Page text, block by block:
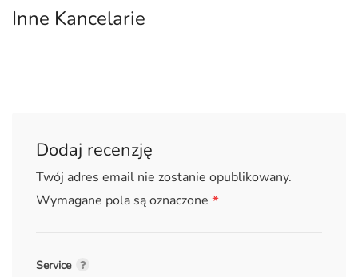
Inne Kancelarie
Dodaj recenzję
Twój adres email nie zostanie opublikowany.
Wymagane pola są oznaczone *
Service